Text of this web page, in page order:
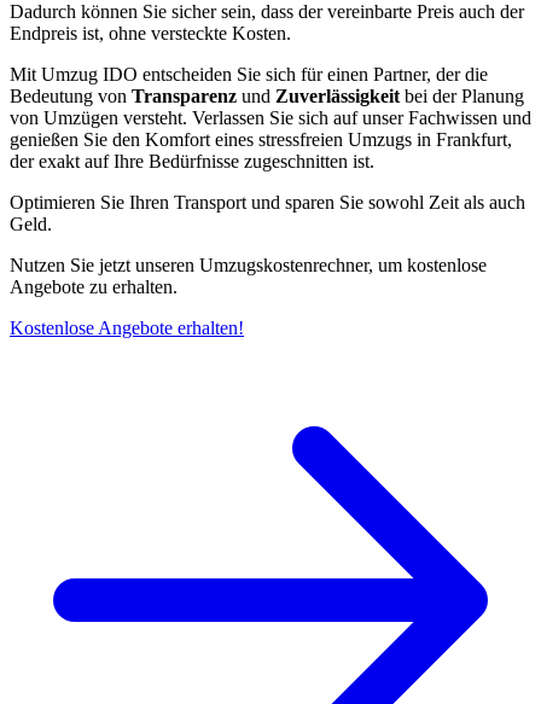
Dadurch können Sie sicher sein, dass der vereinbarte Preis auch der
Endpreis ist, ohne versteckte Kosten.
Mit Umzug IDO entscheiden Sie sich für einen Partner, der die
Bedeutung von Transparenz und Zuverlässigkeit bei der Planung
von Umzügen versteht. Verlassen Sie sich auf unser Fachwissen und
genießen Sie den Komfort eines stressfreien Umzugs in Frankfurt,
der exakt auf Ihre Bedürfnisse zugeschnitten ist.
Optimieren Sie Ihren Transport und sparen Sie sowohl Zeit als auch
Geld.
Nutzen Sie jetzt unseren Umzugskostenrechner, um kostenlose
Angebote zu erhalten.
Kostenlose Angebote erhalten!